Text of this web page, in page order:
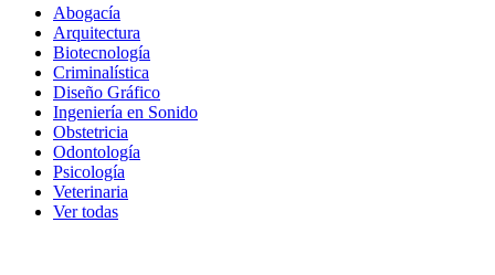
Abogacía
Arquitectura
Biotecnología
Criminalística
Diseño Gráfico
Ingeniería en Sonido
Obstetricia
Odontología
Psicología
Veterinaria
Ver todas